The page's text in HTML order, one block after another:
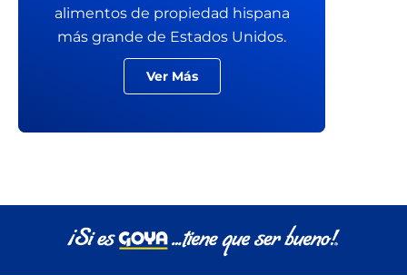
alimentos de propiedad hispana
más grande de Estados Unidos.
Ver Más